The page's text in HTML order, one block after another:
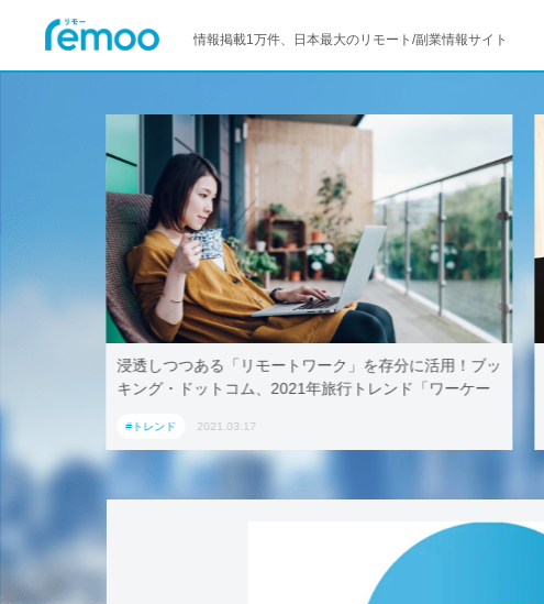
情報掲載1万件、日本最大のリモート/副業情報サイト
テレワークでも取引先に贈れる「リモート手土産」、
AoyamaLab
#トレンド 2021.03.17